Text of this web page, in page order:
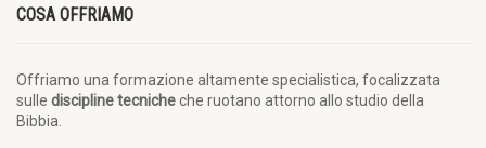
COSA OFFRIAMO
Offriamo una formazione altamente specialistica, focalizzata
sulle discipline tecnicheche ruotano attorno allo studio della
Bibbia.